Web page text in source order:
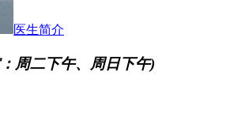
医生简介
周二下午、周日下午)